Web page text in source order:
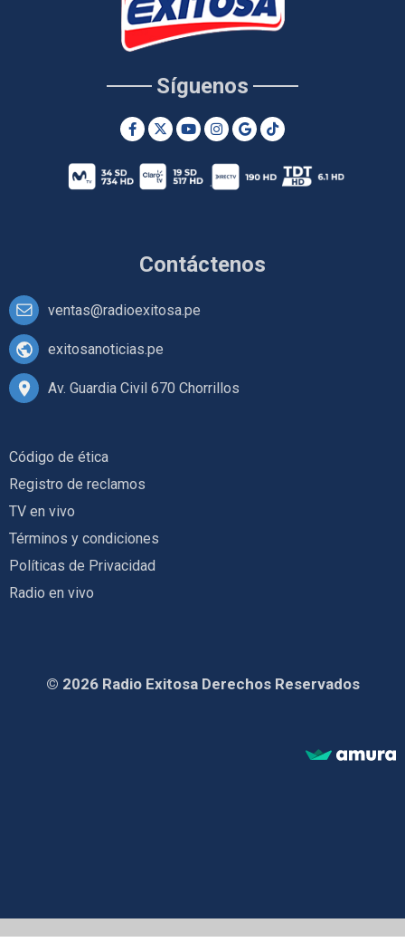
Contáctenos
ventas@radioexitosa.pe
exitosanoticias.pe
Av. Guardia Civil 670 Chorrillos
Síguenos
Código de ética
Registro de reclamos
TV en vivo
Términos y condiciones
Políticas de Privacidad
Radio en vivo
© 2026 Radio Exitosa Derechos Reservados